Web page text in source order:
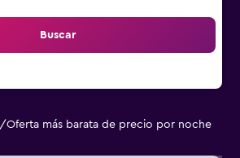
Buscar
/Oferta más barata de precio por noche